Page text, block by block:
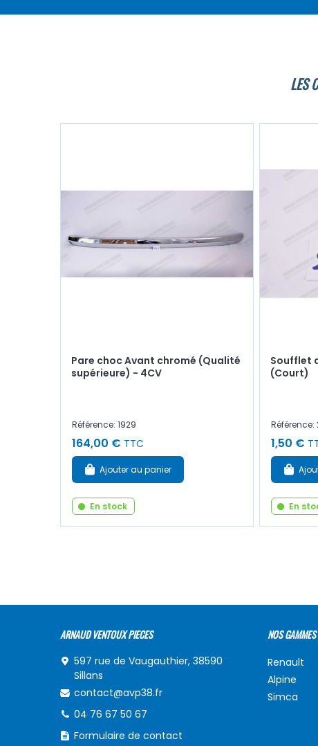
LES
Pare choc Avant chromé (Qualité
supérieure) - 4CV
Référence: 1929
164,00 € TTC
Ajouter au panier
En stock
Soufflet
(Court)
Référence:
1,50 €
En
ARNAUD VENTOUX PIECES
597 rue de Vaugauthier, 38590
Sillans
contact@avp38.fr
04 76 67 50 67
Formulaire de contact
NOS GAMMES
Renault
Alpine
Simca